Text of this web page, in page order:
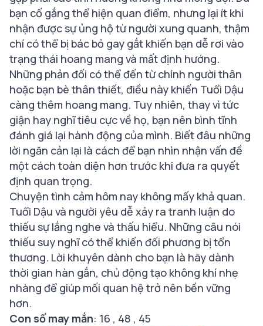
bạn cố gắng thể hiện quan điểm, nhưng lại ít khi
nhận được sự ủng hộ từ người xung quanh, thậm
chí có thể bị bác bỏ gay gắt khiến bạn dễ rơi vào
trạng thái hoang mang và mất định hướng.
Những phản đối có thể đến từ chính người thân
hoặc bạn bè thân thiết, điều này khiến Tuổi Dậu
càng thêm hoang mang. Tuy nhiên, thay vì tức
giận hay nghĩ tiêu cực về họ, bạn nên bình tĩnh
đánh giá lại hành động của mình. Biết đâu những
lời ngăn cản lại là cách để bạn nhìn nhận vấn đề
một cách toàn diện hơn trước khi đưa ra quyết
định quan trọng.
Chuyện tình cảm hôm nay không mấy khả quan.
Tuổi Dậu và người yêu dễ xảy ra tranh luận do
thiếu sự lắng nghe và thấu hiểu. Những câu nói
thiếu suy nghĩ có thể khiến đối phương bị tổn
thương. Lời khuyên dành cho bạn là hãy dành
thời gian hàn gắn, chủ động tạo không khí nhẹ
nhàng để giúp mối quan hệ trở nên bền vững
hơn.
Con số may mắn: 16 , 48 , 45